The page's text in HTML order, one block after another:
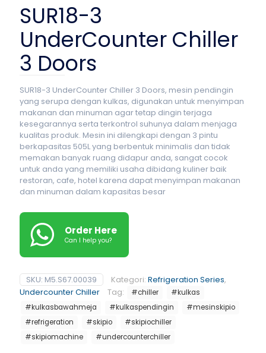
SUR18-3
UnderCounter Chiller
3 Doors
SUR18-3 UnderCounter Chiller 3 Doors, mesin pendingin
yang serupa dengan kulkas, digunakan untuk menyimpan
makanan dan minuman agar tetap dingin terjaga
kesegarannya serta terkontrol suhunya dalam menjaga
kualitas produk. Mesin ini dilengkapi dengan 3 pintu
berkapasitas 505L yang berbentuk minimalis dan tidak
memakan banyak ruang didapur anda, sangat cocok
untuk anda yang memiliki usaha dibidang kuliner baik
restoran, cafe, hotel karena dapat menyimpan makanan
dan minuman dalam kapasitas besar
Order Here
Can I help you?
SKU: M5.S67.00039 Kategori: Refrigeration Series,
Undercounter Chiller
Tag: #chiller
#kulkas
#kulkasbawahmeja
#kulkaspendingin
#mesinskipio
#refrigeration
#skipio
#skipiochiller
#skipiomachine
#undercounterchiller